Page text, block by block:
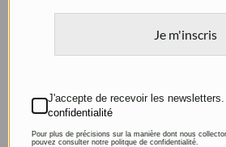
95€
Je m'inscris
J'accepte de recevoir les newsletters.
confidentialité
Pour plus de précisions sur la manière dont nous
pouvez consulter notre politque de confidentialité.